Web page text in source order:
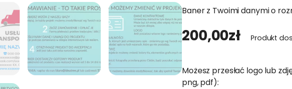
Baner z Twoimi danymi o
200,00zł Produkt
Możesz przesłać logo lub
png, pdf):